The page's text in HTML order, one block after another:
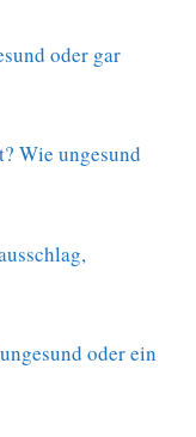
oder gar
Wie ungesund
oder ein